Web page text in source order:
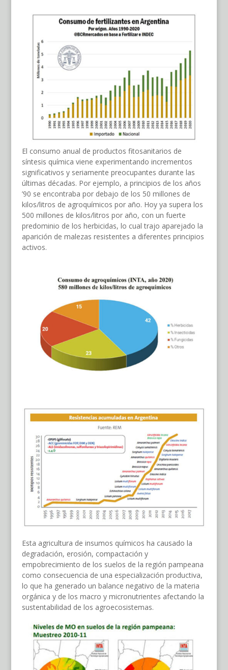
El consumo anual de productos fitosanitarios de
síntesis química viene experimentando incrementos
significativos y seriamente preocupantes durante las
últimas décadas. Por ejemplo, a principios de los años
’90 se encontraba por debajo de los 50 millones de
kilos/litros de agroquímicos por año. Hoy ya supera los
500 millones de kilos/litros por año, con un fuerte
predominio de los herbicidas, lo cual trajo aparejado la
aparición de malezas resistentes a diferentes principios
activos.
Esta agricultura de insumos químicos ha causado la
degradación, erosión, compactación y
empobrecimiento de los suelos de la región pampeana
como consecuencia de una especialización productiva,
lo que ha generado un balance negativo de la materia
orgánica y de los macro y micronutrientes afectando la
sustentabilidad de los agroecosistemas.